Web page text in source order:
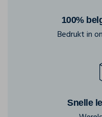
100%
Bedrukt in
Snelle